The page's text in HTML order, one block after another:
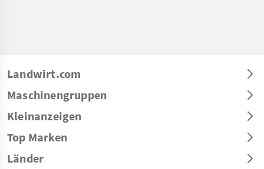
Landwirt.com
Maschinengruppen
Kleinanzeigen
Top Marken
Länder